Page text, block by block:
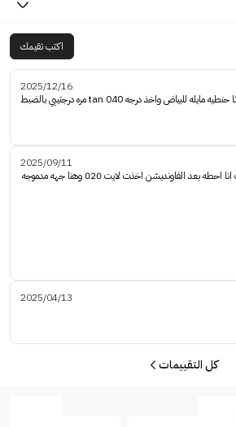
اكتب تقيمك
2025/12/16
مره يجنن رابع مره اطلبه يجنن وانا حنطيه مايله للبياض واخذ درجه tan 040 مره درجتييي بالضبط
2025/09/11
حلو مره يخفي وينور تحت الهالات انا احطه بعد الفاونديشن اخذت لايت 020 وهنا جهه مدموجه
2025/04/13
كل التقييمات